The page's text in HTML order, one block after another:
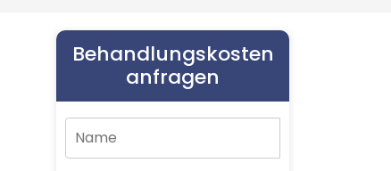
Behandlungskosten
anfragen